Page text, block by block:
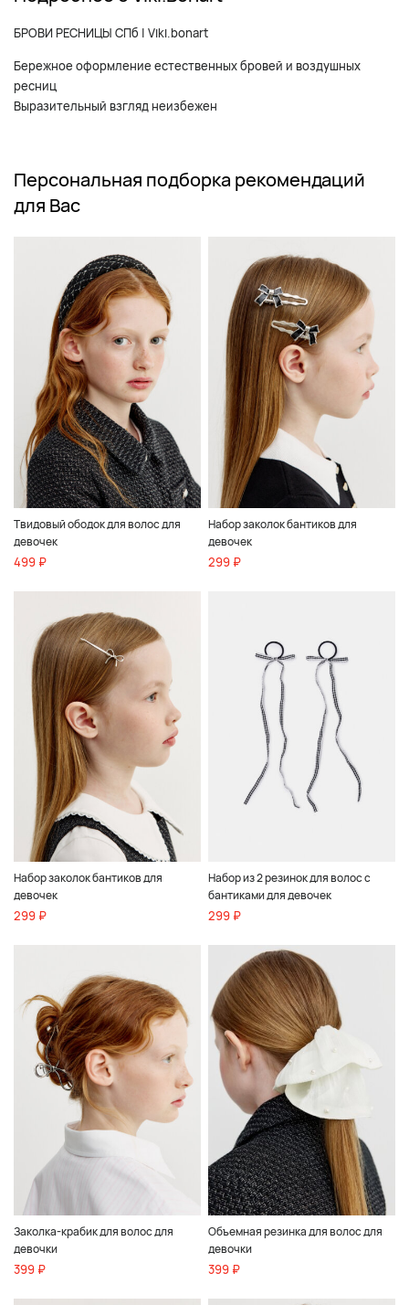
БРОВИ РЕСНИЦЫ СПб | Viki.bonart
Бережное оформление естественных бровей и воздушных
ресниц
Выразительный взгляд неизбежен
Персональная подборка рекомендаций
для Вас
Твидовый ободок для волос для
девочек
499 ₽
Набор заколок бантиков для
девочек
299 ₽
Набор заколок бантиков для
девочек
299 ₽
Набор из 2 резинок для волос с
бантиками для девочек
299 ₽
Заколка-крабик для волос для
девочки
399 ₽
Объемная резинка для волос для
девочки
399 ₽